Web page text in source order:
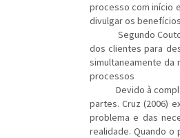
processo com início
divulgar os
Segundo Couto e
dos clientes para
simultaneamente da
processos
Devido à
partes. Cruz (2006)
problema e das
realidade. Quando o